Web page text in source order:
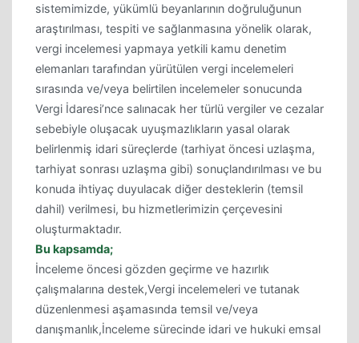
sistemimizde, yükümlü beyanlarının doğruluğunun
araştırılması, tespiti ve sağlanmasına yönelik olarak,
vergi incelemesi yapmaya yetkili kamu denetim
elemanları tarafından yürütülen vergi incelemeleri
sırasında ve/veya belirtilen incelemeler sonucunda
Vergi İdaresi’nce salınacak her türlü vergiler ve cezalar
sebebiyle oluşacak uyuşmazlıkların yasal olarak
belirlenmiş idari süreçlerde (tarhiyat öncesi uzlaşma,
tarhiyat sonrası uzlaşma gibi) sonuçlandırılması ve bu
konuda ihtiyaç duyulacak diğer desteklerin (temsil
dahil) verilmesi, bu hizmetlerimizin çerçevesini
oluşturmaktadır.
Bu kapsamda;
İnceleme öncesi gözden geçirme ve hazırlık
çalışmalarına destek,Vergi incelemeleri ve tutanak
düzenlenmesi aşamasında temsil ve/veya
danışmanlık,İnceleme sürecinde idari ve hukuki emsal